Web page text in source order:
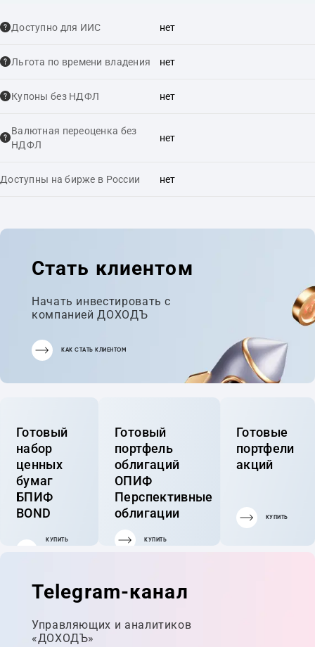
Доступно для ИИС нет
Льгота по времени владения нет
Купоны без НДФЛ нет
Валютная переоценка без
НДФЛ
нет
Доступны на бирже в России нет
Стать клиентом
Начать инвестировать с
компанией ДОХОДЪ
КАК СТАТЬ КЛИЕНТОМ
Готовый
набор
ценных
бумаг
БПИФ
BOND
КУПИТЬ
Готовый
портфель
облигаций
ОПИФ
Перспективные
облигации
КУПИТЬ
Готовые
портфели
акций
КУПИТЬ
Telegram-канал
Управляющих и аналитиков
«ДОХОДЪ»